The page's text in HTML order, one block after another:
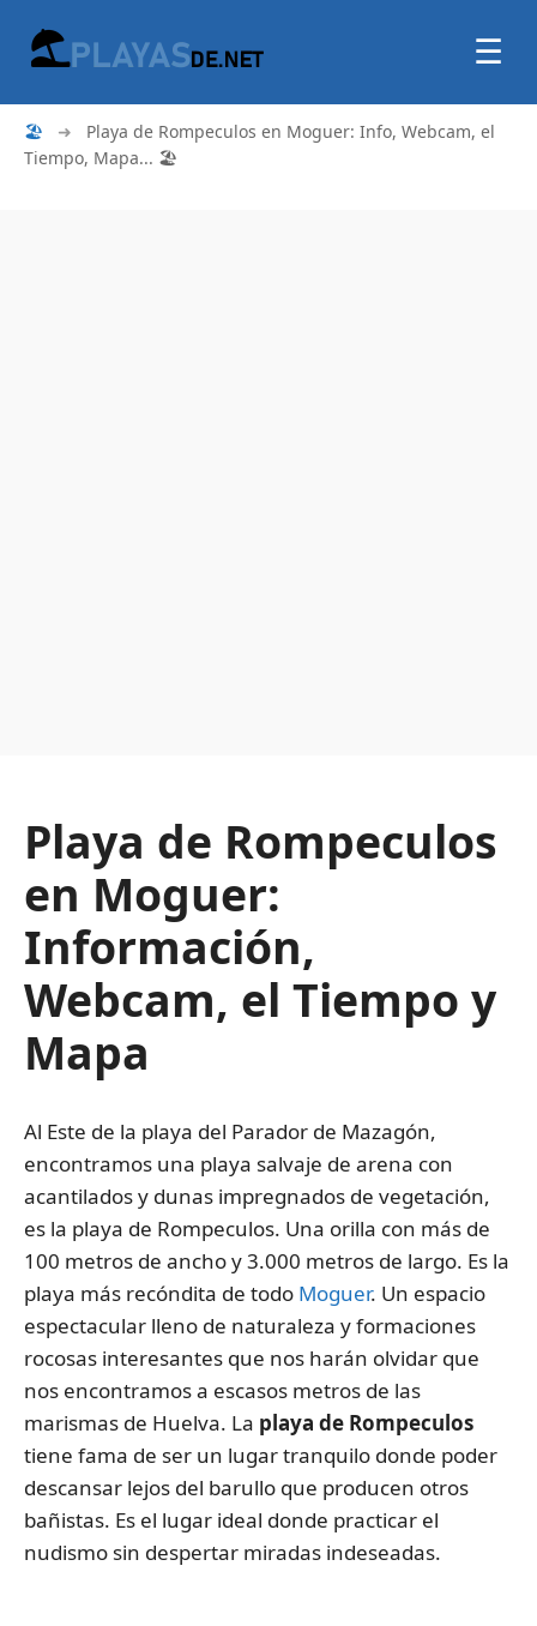
☰
🏖 ➜
Playa de Rompeculos en Moguer: Info, Webcam, el
Tiempo, Mapa... 🏖️
Playa de Rompeculos
en Moguer:
Información,
Webcam, el Tiempo y
Mapa
Al Este de la playa del Parador de Mazagón,
encontramos una playa salvaje de arena con
acantilados y dunas impregnados de vegetación,
es la playa de Rompeculos. Una orilla con más de
100 metros de ancho y 3.000 metros de largo. Es la
playa más recóndita de todo Moguer. Un espacio
espectacular lleno de naturaleza y formaciones
rocosas interesantes que nos harán olvidar que
nos encontramos a escasos metros de las
marismas de Huelva. La playa de Rompeculos
tiene fama de ser un lugar tranquilo donde poder
descansar lejos del barullo que producen otros
bañistas. Es el lugar ideal donde practicar el
nudismo sin despertar miradas indeseadas.